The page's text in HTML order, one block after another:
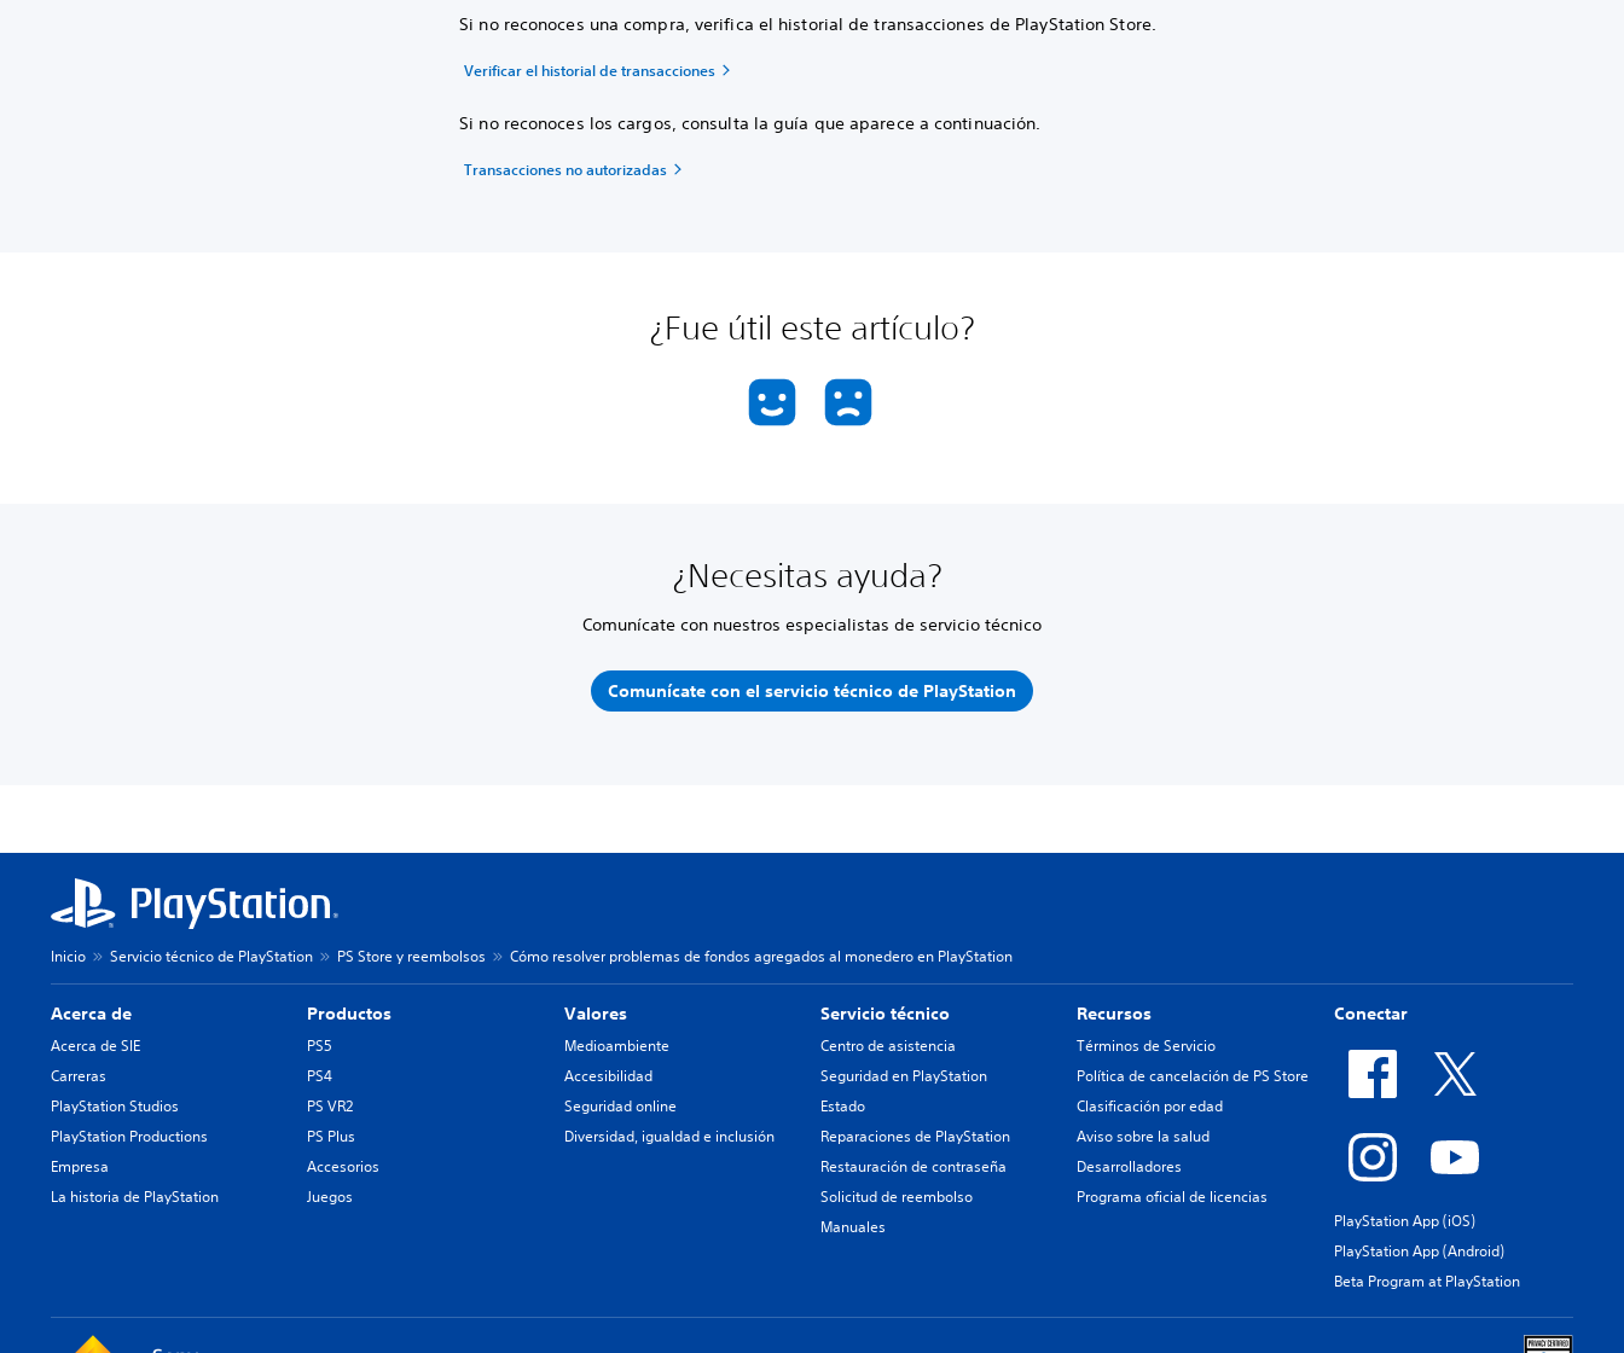
Si no reconoces una compra, verifica el historial de transacciones de PlayStation Store.
Verificar el historial de transacciones
Si no reconoces los cargos, consulta la guía que aparece a continuación.
Transacciones no autorizadas
¿Fue útil este artículo?
¿Necesitas ayuda?
Comunícate con nuestros especialistas de servicio técnico
Comunícate con el servicio técnico de PlayStation
Inicio Servicio técnico de PlayStation PS Store y reembolsos Cómo resolver problemas de fondos agregados al monedero en PlayStation
Acerca de
Acerca de SIE
Carreras
PlayStation Studios
PlayStation Productions
Empresa
La historia de PlayStation
Productos
PS5
PS4
PS VR2
PS Plus
Accesorios
Juegos
Valores
Medioambiente
Accesibilidad
Seguridad online
Diversidad, igualdad e inclusión
Servicio técnico
Centro de asistencia
Seguridad en PlayStation
Estado
Reparaciones de PlayStation
Restauración de contraseña
Solicitud de reembolso
Manuales
Recursos
Términos de Servicio
Política de cancelación de PS Store
Clasificación por edad
Aviso sobre la salud
Desarrolladores
Programa oficial de licencias
Conectar
PlayStation App (iOS)
PlayStation App (Android)
Beta Program at PlayStation